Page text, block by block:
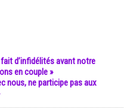
d’infidélités avant notre
en couple »
nous, ne participe pas aux